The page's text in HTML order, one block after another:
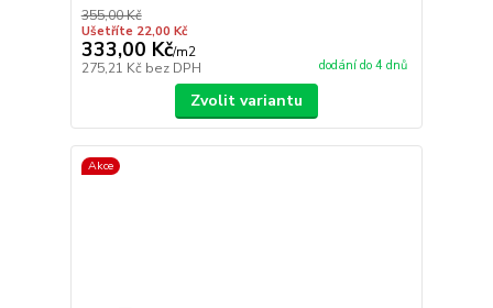
355,00 Kč
Ušetříte 22,00 Kč
333,00 Kč/m2
275,21 Kč bez DPH dodání do 4 dnů
Zvolit variantu
Akce